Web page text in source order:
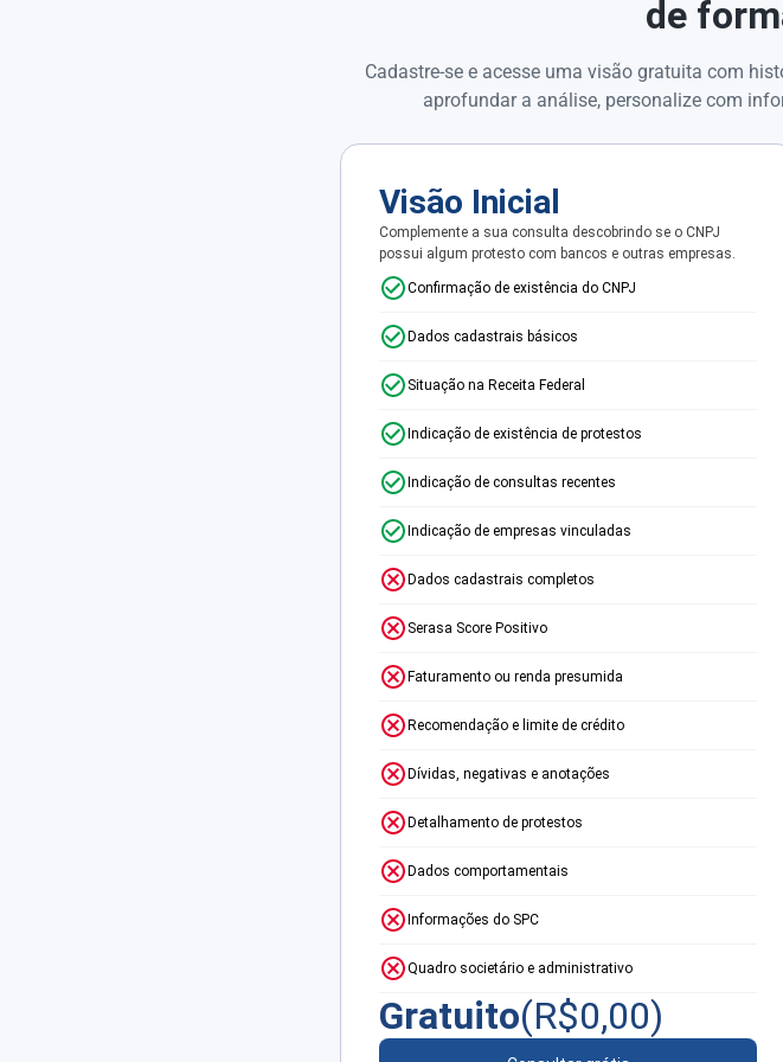
de
Cadastre-se e acesse uma visão gratuita com
aprofundar a análise, personalize com
Visão Inicial
Complemente a sua consulta descobrindo se o CNPJ
possui algum protesto com bancos e outras empresas.
Confirmação de existência do CNPJ
Dados cadastrais básicos
Situação na Receita Federal
Indicação de existência de protestos
Indicação de consultas recentes
Indicação de empresas vinculadas
Dados cadastrais completos
Serasa Score Positivo
Faturamento ou renda presumida
Recomendação e limite de crédito
Dívidas, negativas e anotações
Detalhamento de protestos
Dados comportamentais
Informações do SPC
Quadro societário e administrativo
Gratuito(R$0,00)